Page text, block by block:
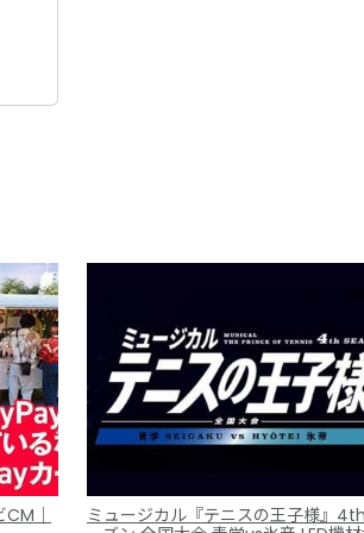
｜
ミュージカル『テニスの王子様』